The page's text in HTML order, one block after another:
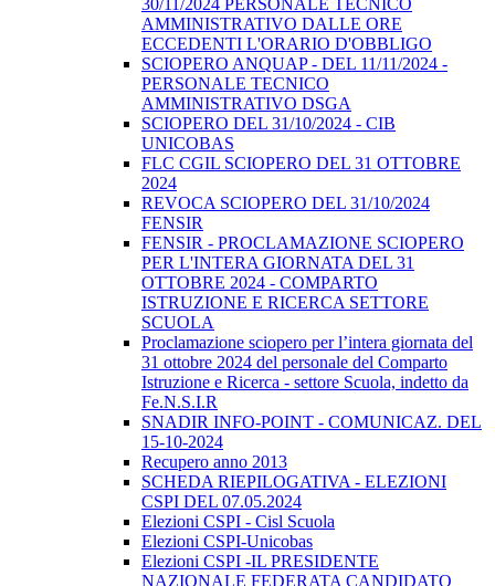
30/11/2024 PERSONALE TECNICO
AMMINISTRATIVO DALLE ORE
ECCEDENTI L'ORARIO D'OBBLIGO
SCIOPERO ANQUAP - DEL 11/11/2024 -
PERSONALE TECNICO
AMMINISTRATIVO DSGA
SCIOPERO DEL 31/10/2024 - CIB
UNICOBAS
FLC CGIL SCIOPERO DEL 31 OTTOBRE
2024
REVOCA SCIOPERO DEL 31/10/2024
FENSIR
FENSIR - PROCLAMAZIONE SCIOPERO
PER L'INTERA GIORNATA DEL 31
OTTOBRE 2024 - COMPARTO
ISTRUZIONE E RICERCA SETTORE
SCUOLA
Proclamazione sciopero per l’intera giornata del
31 ottobre 2024 del personale del Comparto
Istruzione e Ricerca - settore Scuola, indetto da
Fe.N.S.I.R
SNADIR INFO-POINT - COMUNICAZ. DEL
15-10-2024
Recupero anno 2013
SCHEDA RIEPILOGATIVA - ELEZIONI
CSPI DEL 07.05.2024
Elezioni CSPI - Cisl Scuola
Elezioni CSPI-Unicobas
Elezioni CSPI -IL PRESIDENTE
NAZIONALE FEDERATA CANDIDATO